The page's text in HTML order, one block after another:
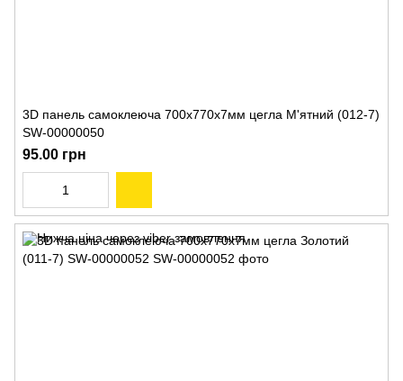
3D панель самоклеюча 700х770х7мм цегла М'ятний (012-7)
SW-00000050
95.00 грн